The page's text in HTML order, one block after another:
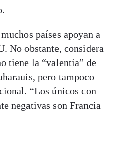
países apoyan a
No obstante, considera
tiene la “valentía” de
pero tampoco
“Los únicos con
negativas son Francia